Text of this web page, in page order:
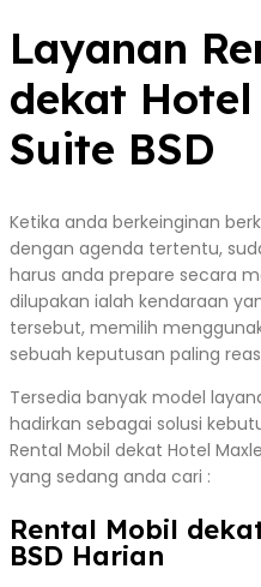
Layanan
dekat
Suite BSD
Ketika anda berkeinginan
dengan agenda tertentu,
harus anda prepare secara
dilupakan ialah kendaraan
tersebut, memilih
sebuah keputusan paling
Tersedia banyak model
hadirkan sebagai solusi
Rental Mobil dekat Hotel
yang sedang anda cari :
Rental Mobil
BSD Harian